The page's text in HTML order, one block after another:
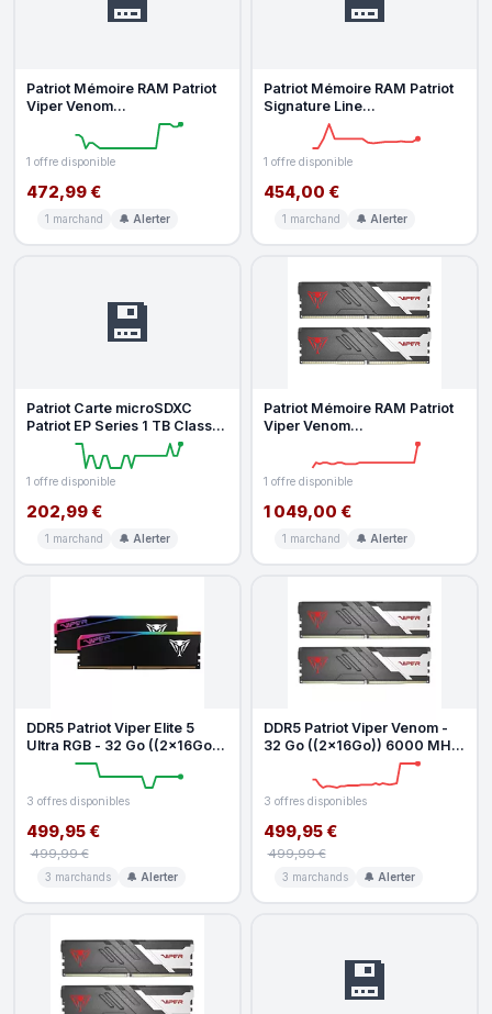
Patriot Mémoire RAM Patriot
Viper Venom
PVV532G640C32K 32Go
2x16Go DDR5 6400MHz
1 offre disponible
472,99 €
1 marchand 🔔 Alerter
Patriot Mémoire RAM Patriot
Signature Line
PSD532G56002 32GB
1x32GB DDR5 5600MHz
1 offre disponible
454,00 €
1 marchand 🔔 Alerter
💾
Patriot Carte microSDXC
Patriot EP Series 1 TB Classe
10 U3 V30 90 Mo s
1 offre disponible
202,99 €
1 marchand 🔔 Alerter
Patriot Mémoire RAM Patriot
Viper Venom
PVV564G640C32K 64GB
2x32GB DDR5 6400MHz
1 offre disponible
1 049,00 €
1 marchand 🔔 Alerter
DDR5 Patriot Viper Elite 5
Ultra RGB - 32 Go ((2x16Go))
6000 MHz - CAS 36
3 offres disponibles
499,95 €
499,99 €
3 marchands 🔔 Alerter
DDR5 Patriot Viper Venom -
32 Go ((2x16Go)) 6000 MHz
3 offres disponibles
499,95 €
499,99 €
3 marchands 🔔 Alerter
💾